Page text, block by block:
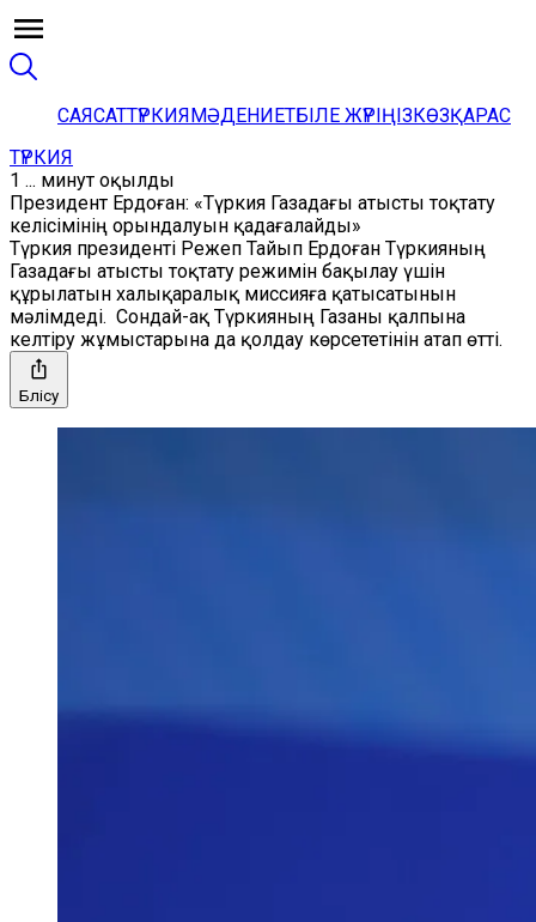
САЯСАТТҮРКИЯМӘДЕНИЕТБІЛЕ ЖҮРІҢІЗКӨЗҚАРАС
ТҮРКИЯ
1 ... минут оқылды
Президент Ердоған: «Түркия Газадағы атысты тоқтату
келісімінің орындалуын қадағалайды»
Түркия президенті Режеп Тайып Ердоған Түркияның
Газадағы атысты тоқтату режимін бақылау үшін
құрылатын халықаралық миссияға қатысатынын
мәлімдеді. Сондай-ақ Түркияның Газаны қалпына
келтіру жұмыстарына да қолдау көрсететінін атап өтті.
Бөлісу